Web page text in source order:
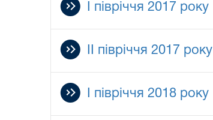
І півріччя 2017 року
II півріччя 2017 року
І півріччя 2018 року